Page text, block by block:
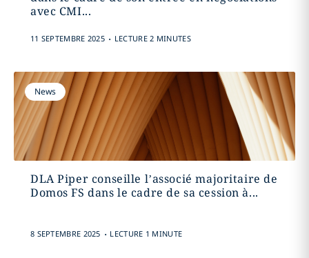
avec CMI...
11 SEPTEMBRE 2025 . LECTURE 2 MINUTES
News
DLA Piper conseille l’associé majoritaire de
Domos FS dans le cadre de sa cession à...
8 SEPTEMBRE 2025 . LECTURE 1 MINUTE